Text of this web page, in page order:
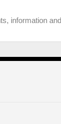
information